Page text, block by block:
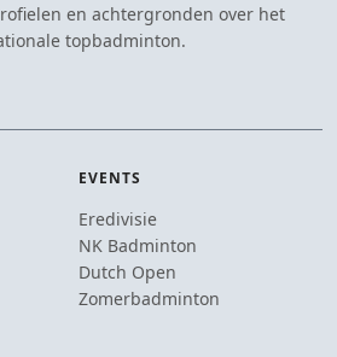
en achtergronden over het
topbadminton.
EVENTS
Eredivisie
NK Badminton
Dutch Open
Zomerbadminton